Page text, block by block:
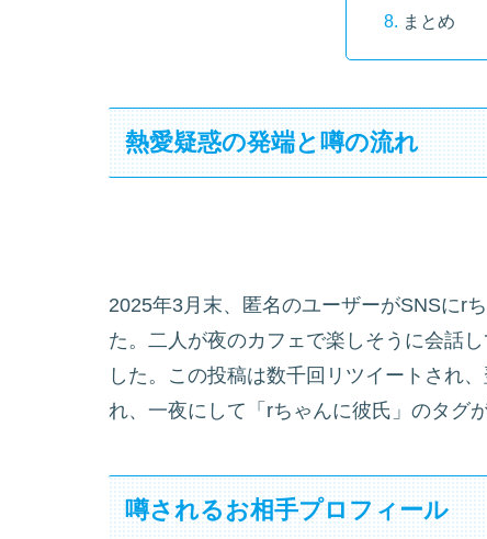
まとめ
熱愛疑惑の発端と噂の流れ
2025年3月末、匿名のユーザーがSNSにr
た。二人が夜のカフェで楽しそうに会話
した。この投稿は数千回リツイートされ
れ、一夜にして「rちゃんに彼氏」のタグ
噂されるお相手プロフィール